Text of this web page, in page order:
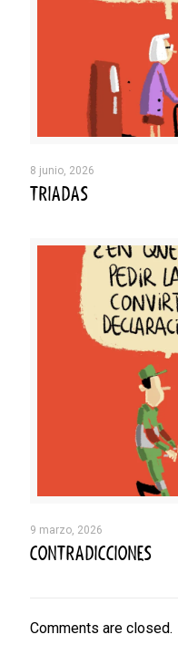
8 junio, 2026
TRIADAS
9 marzo, 2026
CONTRADICCIONES
Comments are closed.